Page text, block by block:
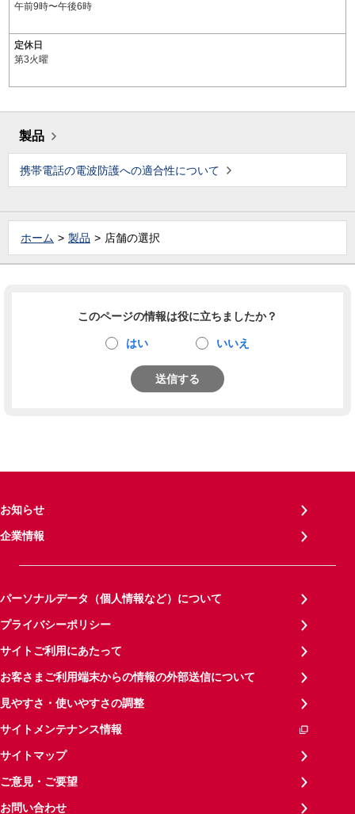
午前9時〜午後6時
定休日
第3火曜
製品
携帯電話の電波防護への適合性について
ホーム 製品 店舗の選択
このページの情報は役に立ちましたか？
はい いいえ
送信する
お知らせ
企業情報
パーソナルデータ（個人情報など）について
プライバシーポリシー
サイトご利用にあたって
お客さまご利用端末からの情報の外部送信について
見やすさ・使いやすさの調整
サイトメンテナンス情報
サイトマップ
ご意見・ご要望
お問い合わせ